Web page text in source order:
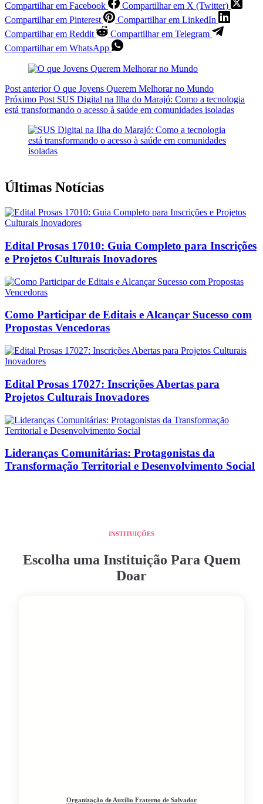
Compartilhar em Facebook
Compartilhar em X (Twitter)
Compartilhar em Pinterest
Compartilhar em LinkedIn
Compartilhar em Reddit
Compartilhar em Telegram
Compartilhar em WhatsApp
Post anteriorO que Jovens Querem Melhorar no Mundo
Próximo Post SUS Digital na Ilha do Marajó: Como a tecnologia
está transformando o acesso à saúde em comunidades isoladas
Últimas Notícias
Edital Prosas 17010: Guia Completo para Inscrições
e Projetos Culturais Inovadores
Como Participar de Editais e Alcançar Sucesso com
Propostas Vencedoras
Edital Prosas 17027: Inscrições Abertas para
Projetos Culturais Inovadores
Lideranças Comunitárias: Protagonistas da
Transformação Territorial e Desenvolvimento Social
INSTITUIÇÕES
Escolha uma Instituição Para Quem
Doar
Organização de Auxílio Fraterno de Salvador